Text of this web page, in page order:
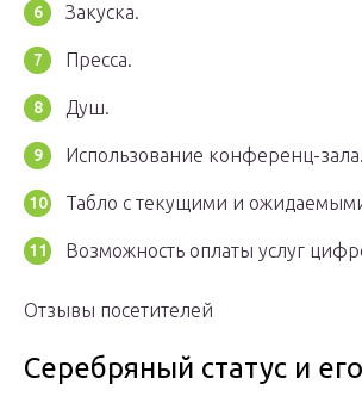
Закуска.
Пресса.
Душ.
Использование конференц-зала.
Табло с текущими и
Возможность оплаты услуг
Отзывы посетителей
Серебряный статус и